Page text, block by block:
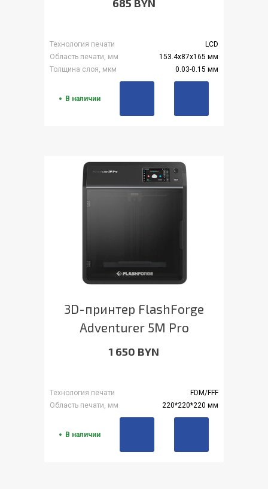
685 BYN
Технология печати
LCD
Область печати, мм
153.4x87x165 мм
Толщина слоя, мкм
0.03-0.15 мм
В наличии
3D-принтер FlashForge
Adventurer 5M Pro
1 650 BYN
Технология печати
FDM/FFF
Область печати, мм
220*220*220 мм
В наличии